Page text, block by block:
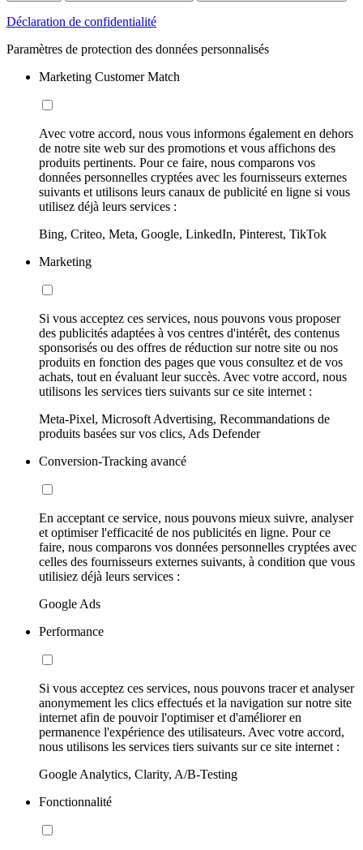
Déclaration de confidentialité
Paramètres de protection des données personnalisés
Marketing Customer Match
Avec votre accord, nous vous informons également en dehors
de notre site web sur des promotions et vous affichons des
produits pertinents. Pour ce faire, nous comparons vos
données personnelles cryptées avec les fournisseurs externes
suivants et utilisons leurs canaux de publicité en ligne si vous
utilisez déjà leurs services :
Bing, Criteo, Meta, Google, LinkedIn, Pinterest, TikTok
Marketing
Si vous acceptez ces services, nous pouvons vous proposer
des publicités adaptées à vos centres d'intérêt, des contenus
sponsorisés ou des offres de réduction sur notre site ou nos
produits en fonction des pages que vous consultez et de vos
achats, tout en évaluant leur succès. Avec votre accord, nous
utilisons les services tiers suivants sur ce site internet :
Meta-Pixel, Microsoft Advertising, Recommandations de
produits basées sur vos clics, Ads Defender
Conversion-Tracking avancé
En acceptant ce service, nous pouvons mieux suivre, analyser
et optimiser l'efficacité de nos publicités en ligne. Pour ce
faire, nous comparons vos données personnelles cryptées avec
celles des fournisseurs externes suivants, à condition que vous
utilisiez déjà leurs services :
Google Ads
Performance
Si vous acceptez ces services, nous pouvons tracer et analyser
anonymement les clics effectués et la navigation sur notre site
internet afin de pouvoir l'optimiser et d'améliorer en
permanence l'expérience des utilisateurs. Avec votre accord,
nous utilisons les services tiers suivants sur ce site internet :
Google Analytics, Clarity, A/B-Testing
Fonctionnalité